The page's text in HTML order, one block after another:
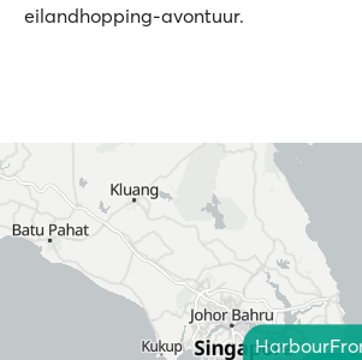
eilandhopping-avontuur.